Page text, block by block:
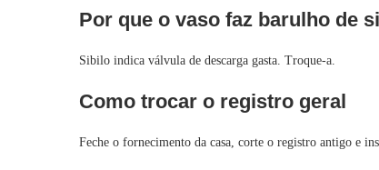
Por que o vaso faz barulho de
Sibilo indica válvula de descarga gasta. Troque-a.
Como trocar o registro geral
Feche o fornecimento da casa, corte o registro antigo e